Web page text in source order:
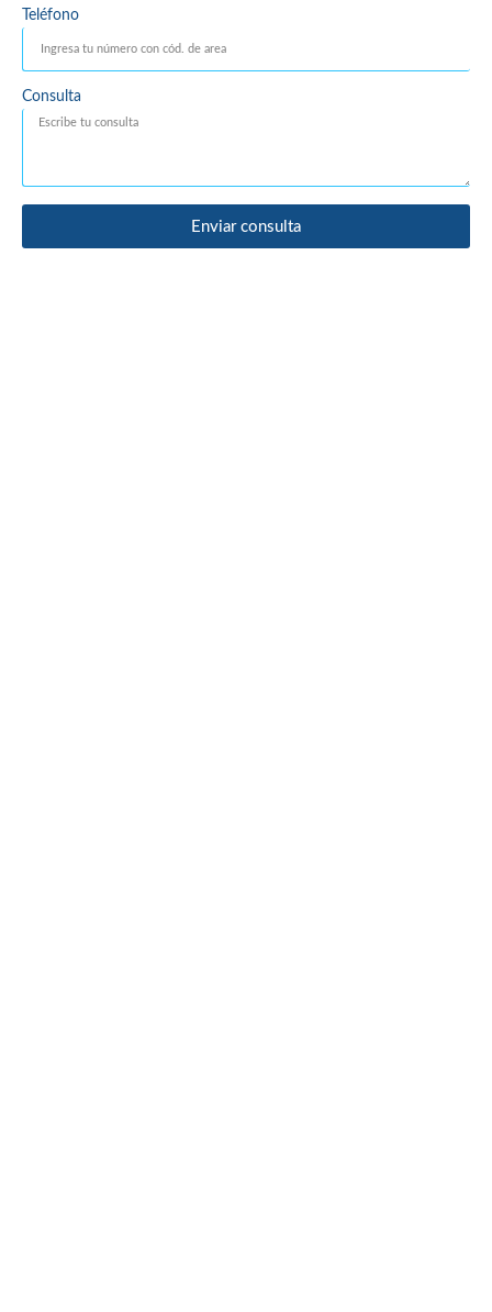
Teléfono
Consulta
Enviar consulta